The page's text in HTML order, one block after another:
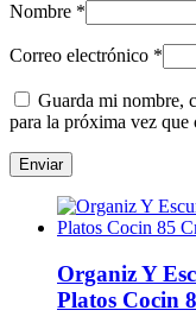
Nombre *
Correo electrónico *
Guarda mi nombre,
para la próxima vez que
Organiz Y
Platos Cocin